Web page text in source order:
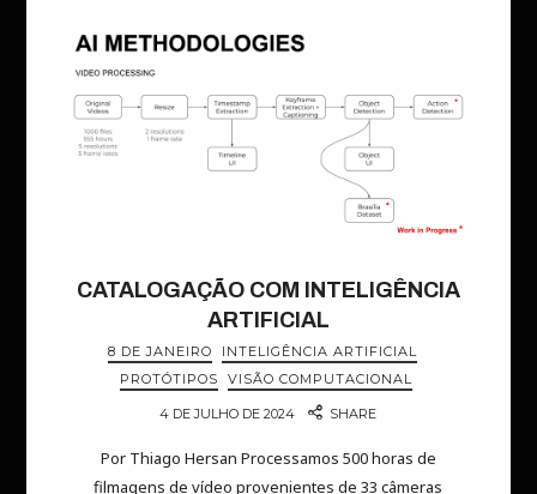
CATALOGAÇÃO COM INTELIGÊNCIA
ARTIFICIAL
8 DE JANEIRO
INTELIGÊNCIA ARTIFICIAL
PROTÓTIPOS
VISÃO COMPUTACIONAL
4 DE JULHO DE 2024 SHARE
Por Thiago Hersan Processamos 500 horas de
filmagens de vídeo provenientes de 33 câmeras